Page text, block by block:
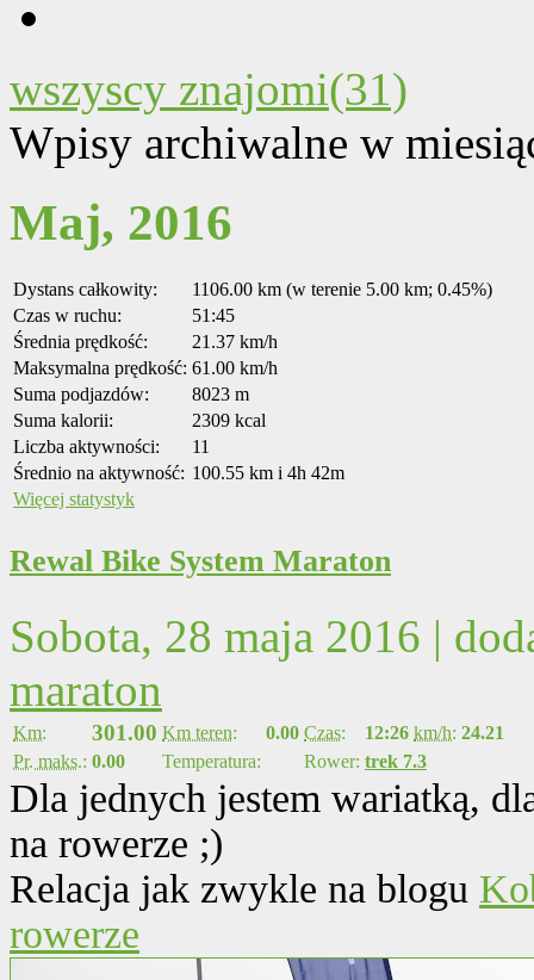
wszyscy znajomi(31)
Wpisy archiwalne w
Maj, 2016
Dystans całkowity:
1106.00 km (w terenie 5.00 km; 0.45%)
Czas w ruchu:
51:45
Średnia prędkość:
21.37 km/h
Maksymalna prędkość: 61.00 km/h
Suma podjazdów:
8023 m
Suma kalorii:
2309 kcal
Liczba aktywności:
11
Średnio na aktywność: 100.55 km i 4h 42m
Więcej statystyk
Rewal Bike System Maraton
Sobota, 28 maja 2016 |
maraton
Km: 301.00 Km teren: 0.00 Czas: 12:26 km/h: 24.21
Pr. maks.: 0.00 Temperatura: Rower: trek 7.3
Dla jednych jestem wariatką,
na rowerze ;)
Relacja jak zwykle na blogu
rowerze